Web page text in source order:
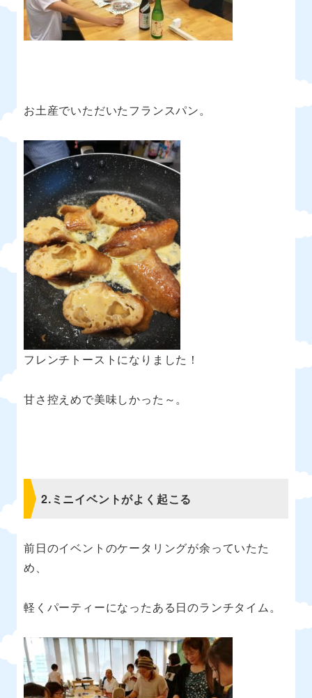
お土産でいただいたフランスパン。
フレンチトーストになりました！
甘さ控えめで美味しかった～。
2.ミニイベントがよく起こる
前日のイベントのケータリングが余っていたた
め、
軽くパーティーになったある日のランチタイム。